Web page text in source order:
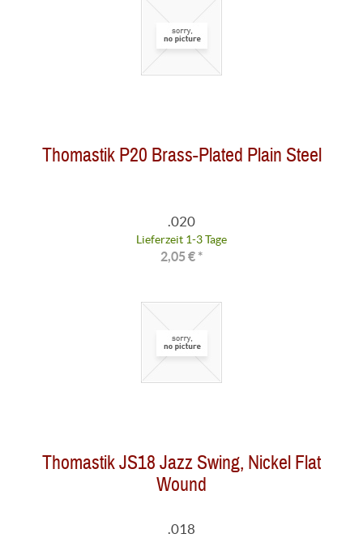
Thomastik P20 Brass-Plated Plain Steel
.020
Lieferzeit 1-3 Tage
2,05 € *
Thomastik JS18 Jazz Swing, Nickel Flat
Wound
.018